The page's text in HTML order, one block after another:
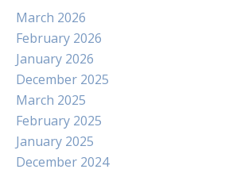
March 2026
February 2026
January 2026
December 2025
March 2025
February 2025
January 2025
December 2024